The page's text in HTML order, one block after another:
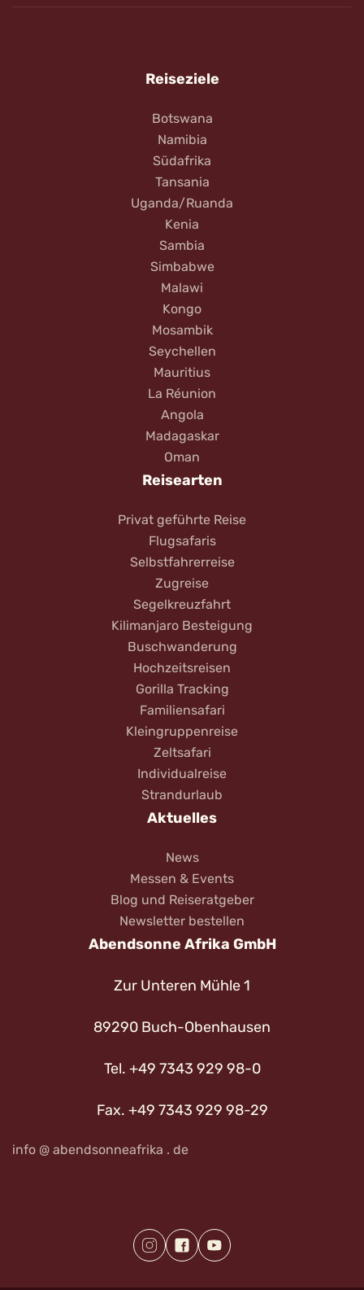
Reiseziele
Botswana
Namibia
Südafrika
Tansania
Uganda/Ruanda
Kenia
Sambia
Simbabwe
Malawi
Kongo
Mosambik
Seychellen
Mauritius
La Réunion
Angola
Madagaskar
Oman
Reisearten
Privat geführte Reise
Flugsafaris
Selbstfahrerreise
Zugreise
Segelkreuzfahrt
Kilimanjaro Besteigung
Buschwanderung
Hochzeitsreisen
Gorilla Tracking
Familiensafari
Kleingruppenreise
Zeltsafari
Individualreise
Strandurlaub
Aktuelles
News
Messen & Events
Blog und Reiseratgeber
Newsletter bestellen
Abendsonne Afrika GmbH
Zur Unteren Mühle 1
89290 Buch-Obenhausen
Tel. +49 7343 929 98-0
Fax. +49 7343 929 98-29
info @ abendsonneafrika . de